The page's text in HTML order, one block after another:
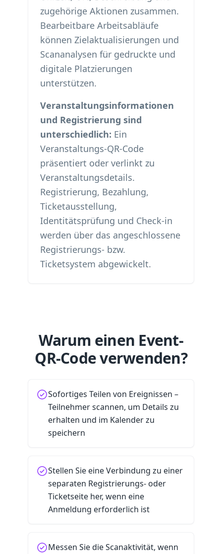
zugehörige Aktionen zusammen.
Bearbeitbare Arbeitsabläufe
können Zielaktualisierungen und
Scananalysen für gedruckte und
digitale Platzierungen
unterstützen.
Veranstaltungsinformationen
und Registrierung sind
unterschiedlich: Ein
Veranstaltungs-QR-Code
präsentiert oder verlinkt zu
Veranstaltungsdetails.
Registrierung, Bezahlung,
Ticketausstellung,
Identitätsprüfung und Check-in
werden über das angeschlossene
Registrierungs- bzw.
Ticketsystem abgewickelt.
Warum einen Event-
QR-Code verwenden?
Sofortiges Teilen von Ereignissen –
Teilnehmer scannen, um Details zu
erhalten und im Kalender zu
speichern
Stellen Sie eine Verbindung zu einer
separaten Registrierungs- oder
Ticketseite her, wenn eine
Anmeldung erforderlich ist
Messen Sie die Scanaktivität, wenn